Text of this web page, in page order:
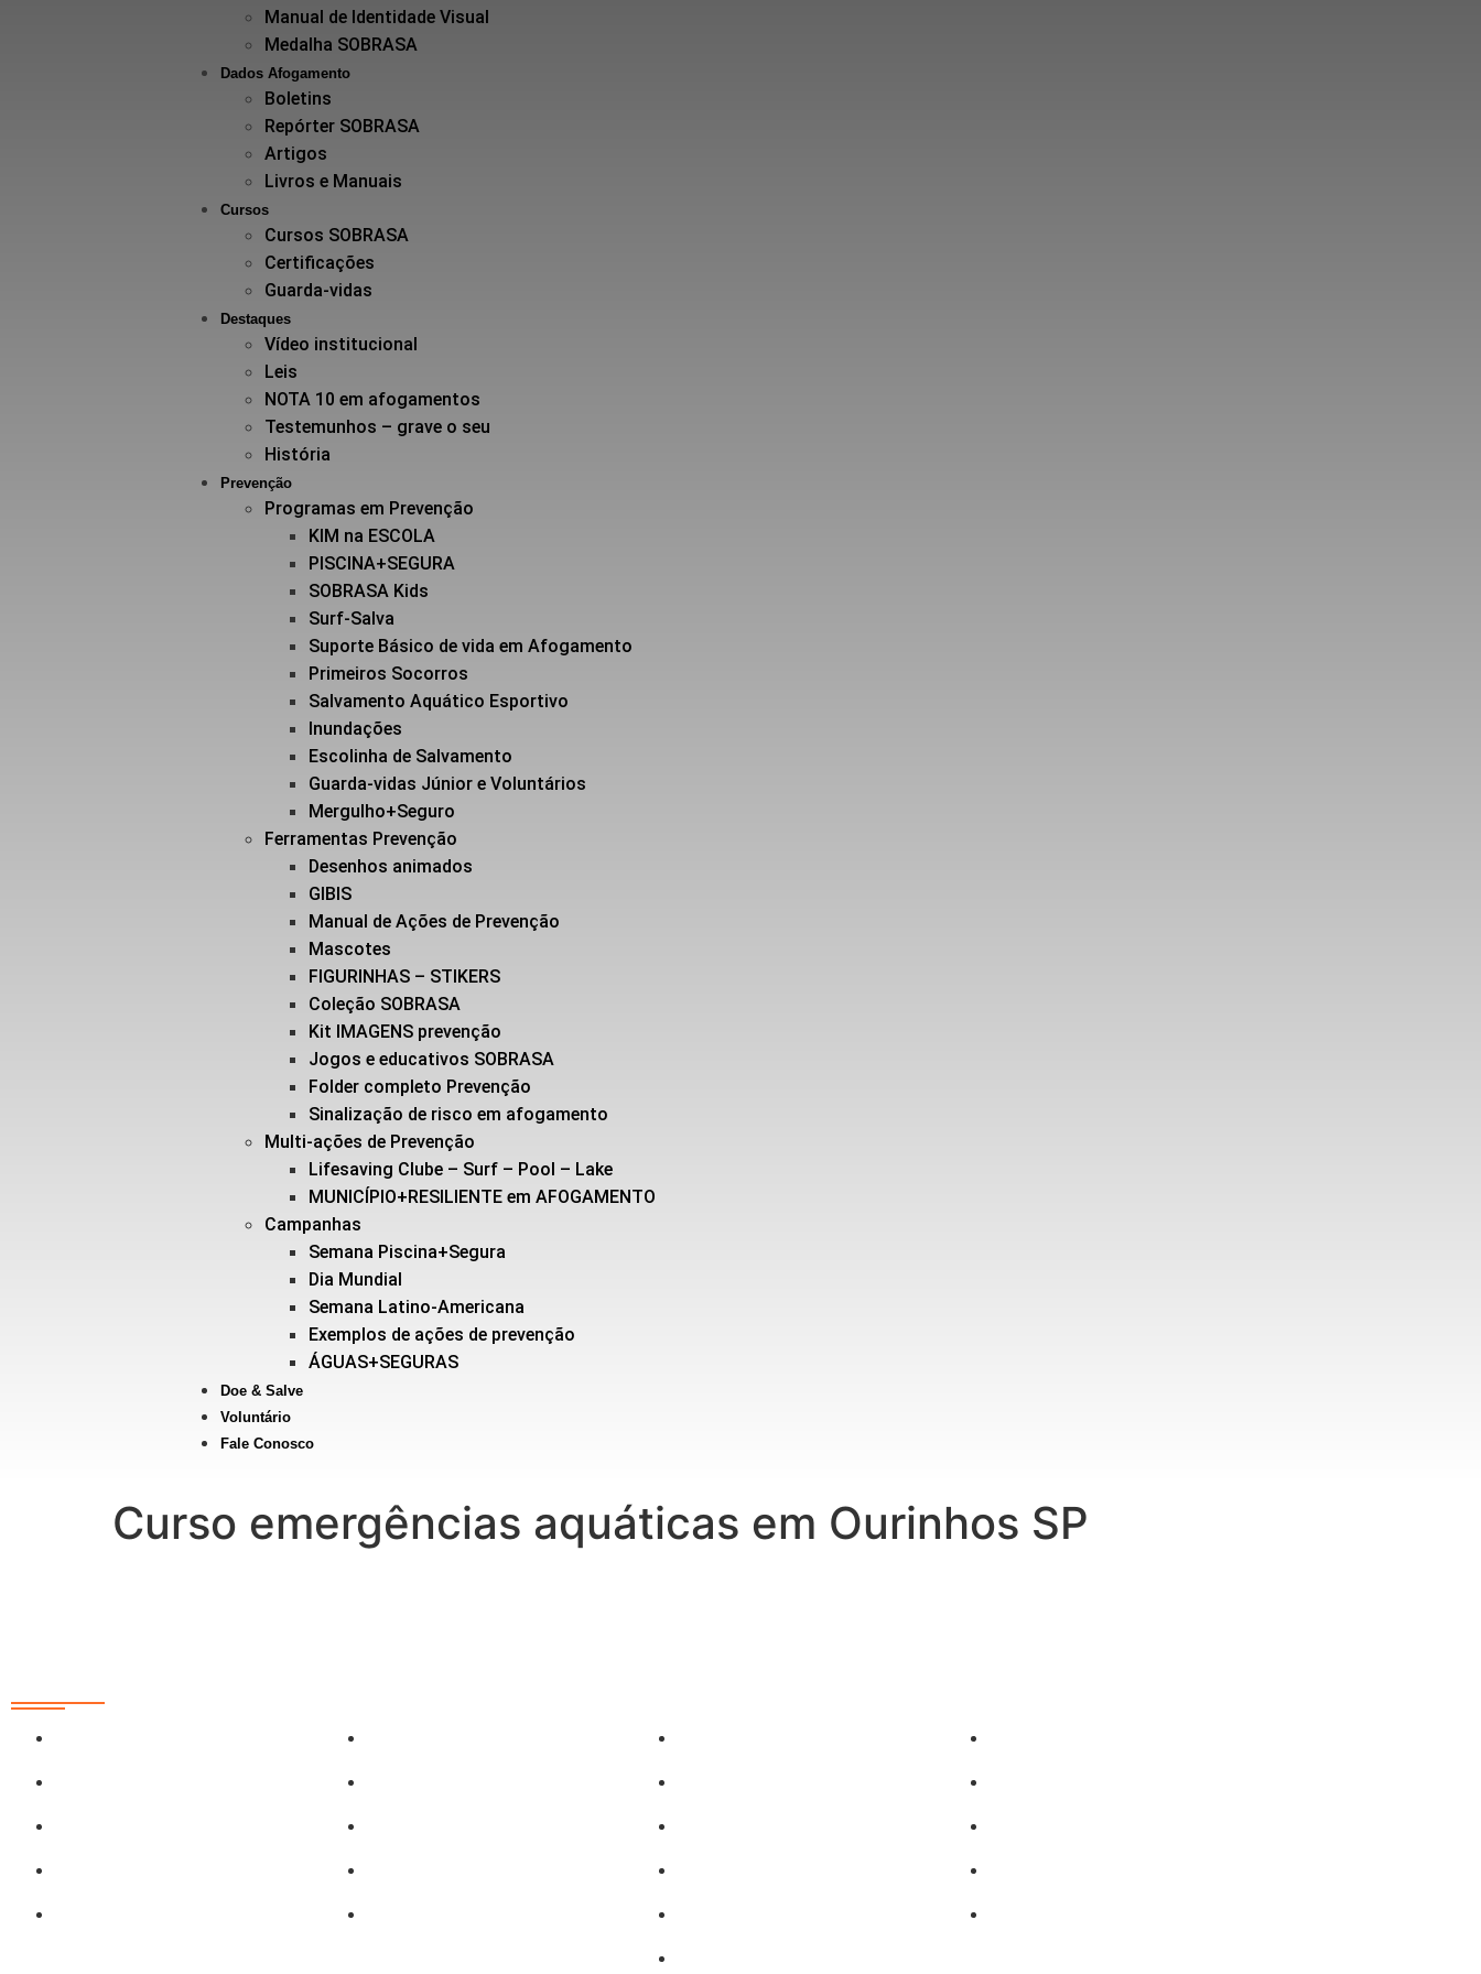
Manual de Identidade Visual
Medalha SOBRASA
Dados Afogamento
Boletins
Repórter SOBRASA
Artigos
Livros e Manuais
Cursos
Cursos SOBRASA
Certificações
Guarda-vidas
Destaques
Vídeo institucional
Leis
NOTA 10 em afogamentos
Testemunhos – grave o seu
História
Prevenção
Programas em Prevenção
KIM na ESCOLA
PISCINA+SEGURA
SOBRASA Kids
Surf-Salva
Suporte Básico de vida em Afogamento
Primeiros Socorros
Salvamento Aquático Esportivo
Inundações
Escolinha de Salvamento
Guarda-vidas Júnior e Voluntários
Mergulho+Seguro
Ferramentas Prevenção
Desenhos animados
GIBIS
Manual de Ações de Prevenção
Mascotes
FIGURINHAS – STIKERS
Coleção SOBRASA
Kit IMAGENS prevenção
Jogos e educativos SOBRASA
Folder completo Prevenção
Sinalização de risco em afogamento
Multi-ações de Prevenção
Lifesaving Clube – Surf – Pool – Lake
MUNICÍPIO+RESILIENTE em AFOGAMENTO
Campanhas
Semana Piscina+Segura
Dia Mundial
Semana Latino-Americana
Exemplos de ações de prevenção
ÁGUAS+SEGURAS
Doe & Salve
Voluntário
Fale Conosco
Curso emergências aquáticas em Ourinhos SP